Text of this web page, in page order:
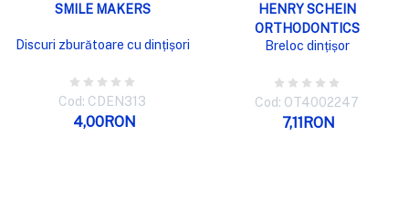
SMILE MAKERS
Discuri zburătoare cu dințișori
Cod: CDEN313
4,00RON
HENRY SCHEIN
ORTHODONTICS
Breloc dințișor
Cod: OT4002247
7,11RON